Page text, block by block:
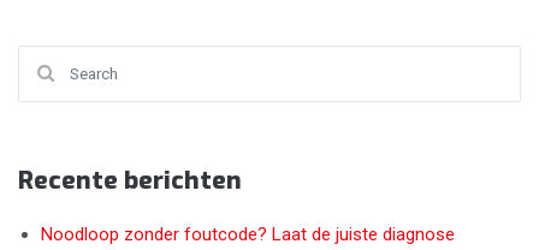
Recente berichten
Noodloop zonder foutcode? Laat de juiste diagnose